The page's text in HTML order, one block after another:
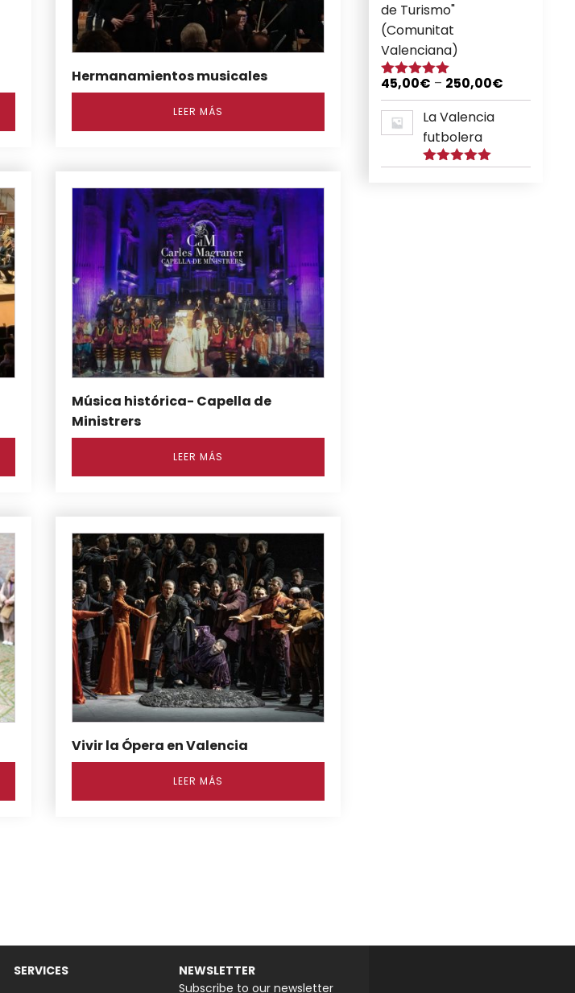
Hermanamientos musicales
LEER MÁS
Música histórica- Capella de
Ministrers
LEER MÁS
Vivir la Ópera en Valencia
LEER MÁS
de Turismo"
(Comunitat
Valenciana)
Puntuado
con5.00de
5
45,00€ – 250,00€
La Valencia
futbolera
SERVICES
NEWSLETTER
Subscribe to our newsletter